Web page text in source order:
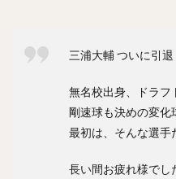
三浦大輔 ついに引退
無名校出身、ドラフ
剛速球も決めの変化
最初は、そんな選手
長い間お疲れ様でし
宮崎敏郎（みやざきとしろう
藤平尚真（ふじひらしょう
田嶋大樹（たじまだいき）
平石洋介（ひらいしようす